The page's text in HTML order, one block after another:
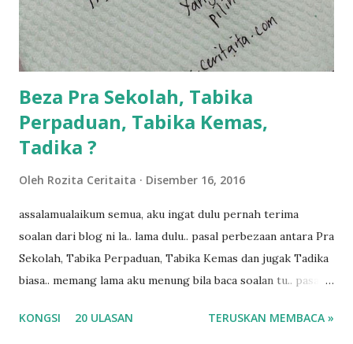
ngah dengan abg long terserah pada shah la pulak.. tapi
kalau ikut anak-anak semua nak ummi pimpin... ajer rebeh
ba...
Beza Pra Sekolah, Tabika
Perpaduan, Tabika Kemas,
Tadika ?
Oleh Rozita Ceritaita Disember 16, 2016
assalamualaikum semua, aku ingat dulu pernah terima
soalan dari blog ni la.. lama dulu.. pasal perbezaan antara Pra
Sekolah, Tabika Perpaduan, Tabika Kemas dan jugak Tadika
biasa.. memang lama aku menung bila baca soalan tu.. pasal
ko.. masa tu aku baru je ada anak sorang dan aku hentam je
KONGSI 20 ULASAN TERUSKAN MEMBACA »